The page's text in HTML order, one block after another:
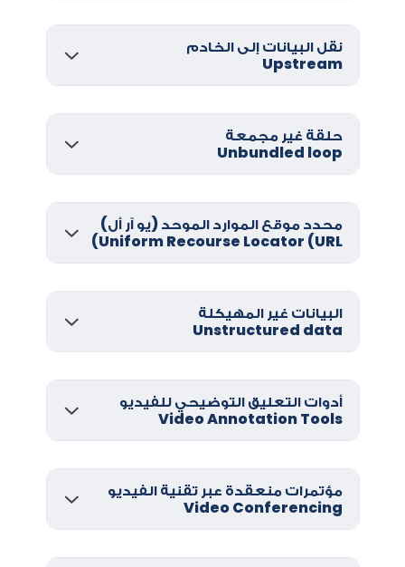
نقل البيانات إلى الخادم
Upstream
حلقة غير مجمعة
Unbundled loop
محدد موقع الموارد الموحد (يو آر أل)
Uniform Recourse Locator (URL)
البيانات غير المهيكلة
Unstructured data
أدوات التعليق التوضيحي للفيديو
Video Annotation Tools
مؤتمرات منعقدة عبر تقنية الفيديو
Video Conferencing